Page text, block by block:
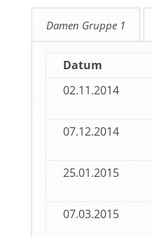
Damen Gruppe 1
Datum
02.11.2014
07.12.2014
25.01.2015
07.03.2015